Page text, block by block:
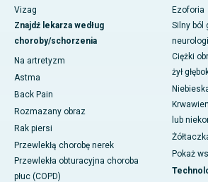
Vizag
Znajdź lekarza według
choroby/schorzenia
Na artretyzm
Astma
Back Pain
Rozmazany obraz
Rak piersi
Przewlekłą chorobę nerek
Przewlekła obturacyjna choroba
płuc (COPD)
Ezoforia
Silny ból
Ciężki
żył
lub
Pokaż